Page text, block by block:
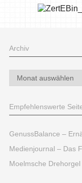
Archiv
Archiv
Empfehlenswerte
GenussBalance –
Medienjournal – Das
Moelmsche Drehorgel